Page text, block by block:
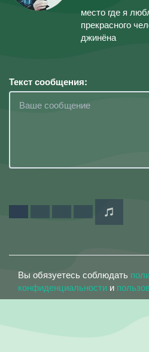
место где я
прекрасного
джинёна
Текст сообщения:
Вы обязуетесь соблюдать
конфиденциальности и